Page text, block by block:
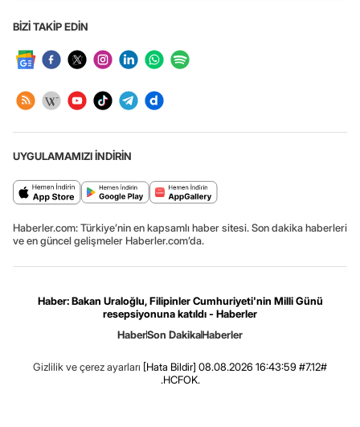
BİZİ TAKİP EDİN
UYGULAMAMIZI İNDİRİN
Haberler.com: Türkiye’nin en kapsamlı haber sitesi. Son dakika haberleri
ve en güncel gelişmeler Haberler.com’da.
Haber: Bakan Uraloğlu, Filipinler Cumhuriyeti'nin Milli Günü
resepsiyonuna katıldı - Haberler
HaberSon DakikaHaberler
Gizlilik ve çerez ayarları [Hata Bildir] 08.08.2026 16:43:59 #7.12#
.HCFOK.